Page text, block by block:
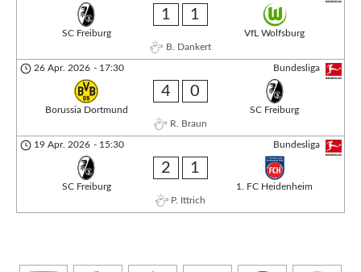
SC Freiburg
1 1
VfL Wolfsburg
B. Dankert
Bundesliga
26 Apr. 2026 - 17:30
Borussia Dortmund
4 0
SC Freiburg
R. Braun
Bundesliga
19 Apr. 2026 - 15:30
SC Freiburg
2 1
1. FC Heidenheim
P. Ittrich